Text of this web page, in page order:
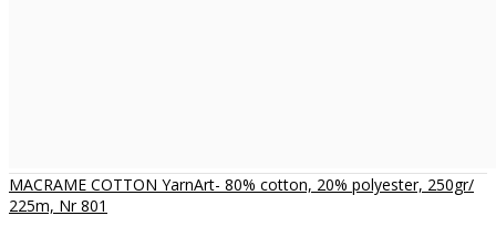
MACRAME COTTON YarnArt- 80% cotton, 20% polyester, 250gr/
225m, Nr 801